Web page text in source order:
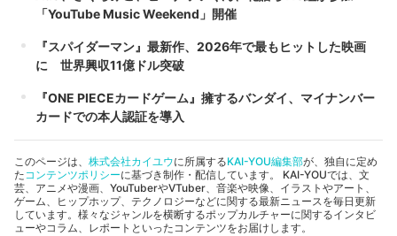
「YouTube Music Weekend」開催
『スパイダーマン』最新作、2026年で最もヒットした映画
に 世界興収11億ドル突破
『ONE PIECEカードゲーム』擁するバンダイ、マイナンバー
カードでの本人認証を導入
このページは、 株式会社カイユウに所属するKAI-YOU編集部が、独自に定め
たコンテンツポリシーに基づき制作・配信しています。 KAI-YOUでは、文
芸、アニメや漫画、YouTuberやVTuber、音楽や映像、イラストやアート、
ゲーム、ヒップホップ、テクノロジーなどに関する最新ニュースを毎日更新
しています。様々なジャンルを横断するポップカルチャーに関するインタビ
ューやコラム、レポートといったコンテンツをお届けします。